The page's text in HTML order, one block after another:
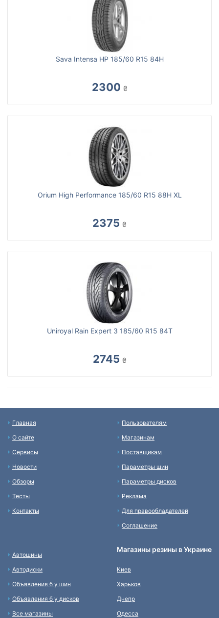
Sava Intensa HP 185/60 R15 84H
2300 ₴
Orium High Performance 185/60 R15 88H XL
2375 ₴
Uniroyal Rain Expert 3 185/60 R15 84T
2745 ₴
Главная
О сайте
Сервисы
Новости
Обзоры
Тесты
Контакты
Пользователям
Магазинам
Поставщикам
Параметры шин
Параметры дисков
Реклама
Для правообладателей
Соглашение
Автошины
Автодиски
Объявления б у шин
Объявления б у дисков
Все магазины
Магазины резины в Украине
Киев
Харьков
Днепр
Одесса